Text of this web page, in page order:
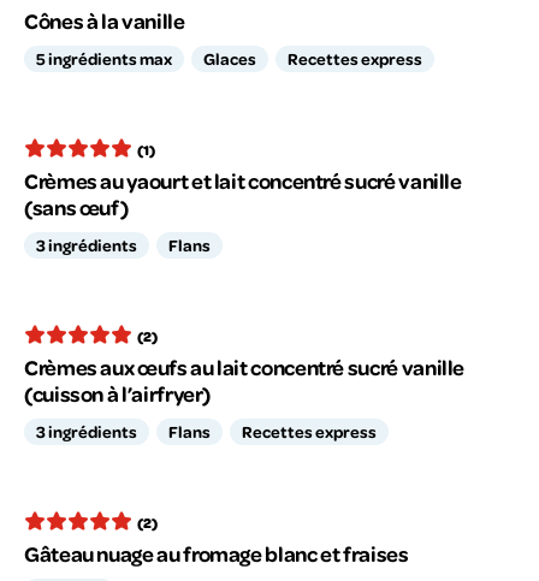
Cônes à la vanille
5 ingrédients max Glaces Recettes express
(1)
Crèmes au yaourt et lait concentré sucré vanille
(sans œuf)
3 ingrédients Flans
(2)
Crèmes aux œufs au lait concentré sucré vanille
(cuisson à l’airfryer)
3 ingrédients Flans Recettes express
(2)
Gâteau nuage au fromage blanc et fraises